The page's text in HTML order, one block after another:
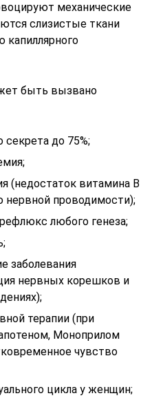
механические
слизистые ткани
капиллярного
быть вызвано
до 75%;
(недостаток витамина В
проводимости);
любого генеза;
заболевания
нервных корешков и
терапии (при
Моноприлом
чувство
цикла у женщин;